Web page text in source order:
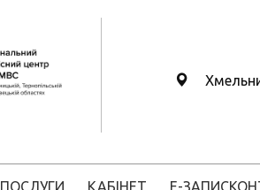
ПОСЛУГИ КАБІНЕТ Е-ЗАПИС